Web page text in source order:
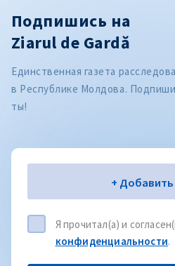
Подпишись на
Ziarul de Gardă
Единственная газета
в Республике Молдова.
ты!
Электронная почта
+
Я прочитал(а) и
конфиденциальности.